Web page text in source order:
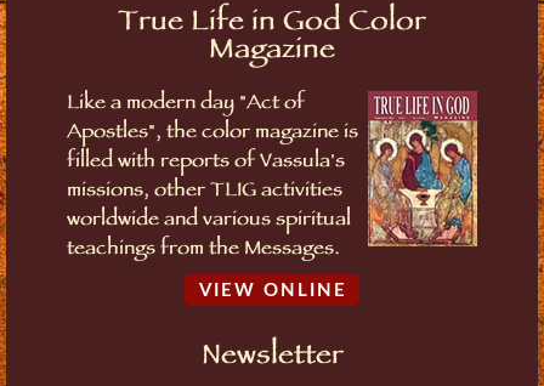
True Life in God Color
Magazine
Like a modern day "Act of
Apostles", the color magazine is
filled with reports of Vassula's
missions, other TLIG activities
worldwide and various spiritual
teachings from the Messages.
VIEW ONLINE
Newsletter